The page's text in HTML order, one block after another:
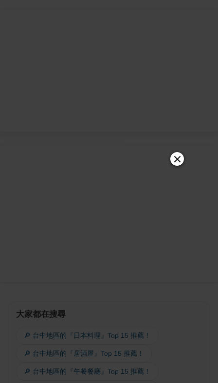
大家都在搜尋
🔎 台中地區的『日本料理』Top 15 推薦！
🔎 台中地區的『居酒屋』Top 15 推薦！
🔎 台中地區的『午餐餐廳』Top 15 推薦！